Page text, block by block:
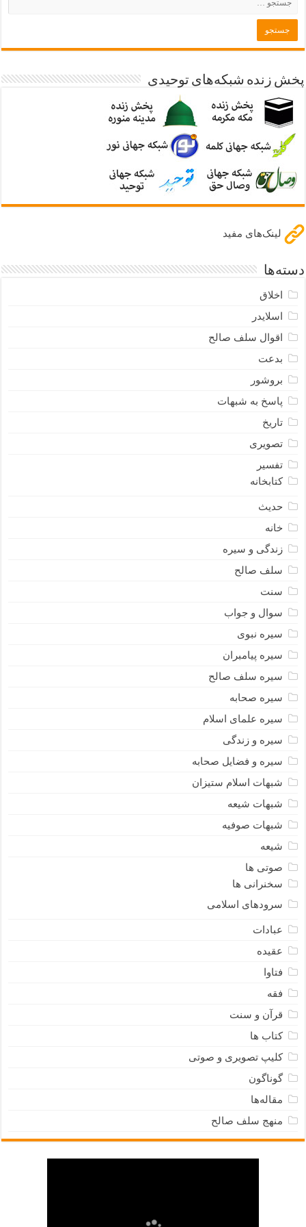
پخش زنده شبکه‌های توحیدی
لینک‌های مفید
دسته‌ها
اخلاق
اسلایدر
اقوال سلف صالح
بدعت
بروشور
پاسخ به شبهات
تاریخ
تصویری
تفسیر
کتابخانه
حدیث
خانه
زندگی و سیره
سلف صالح
سنت
سوال و جواب
سیره نبوى
سیره پیامبران
سیره سلف صالح
سیره صحابه
سیره علمای اسلام
سیره و زندگی
سیره و فضایل صحابه
شبهات اسلام ستیزان
شبهات شیعه
شبهات صوفیه
شیعه
صوتی ها
سخنرانی ها
سرودهای اسلامی
عبادات
عقیده
فتاوا
فقه
قرآن و سنت
کتاب ها
کلیپ تصویری و صوتی
گوناگون
مقاله‌ها
منهج سلف صالح